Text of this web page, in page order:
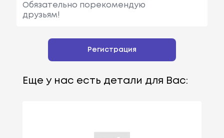
Обязательно порекомендую
друзьям!
Регистрация
Еще у нас есть детали для Вас: